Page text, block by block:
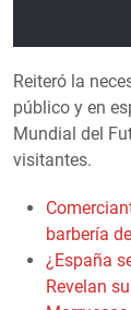
Reiteró la
público y en
Mundial del
visitantes.
barbería
¿España
Revelan